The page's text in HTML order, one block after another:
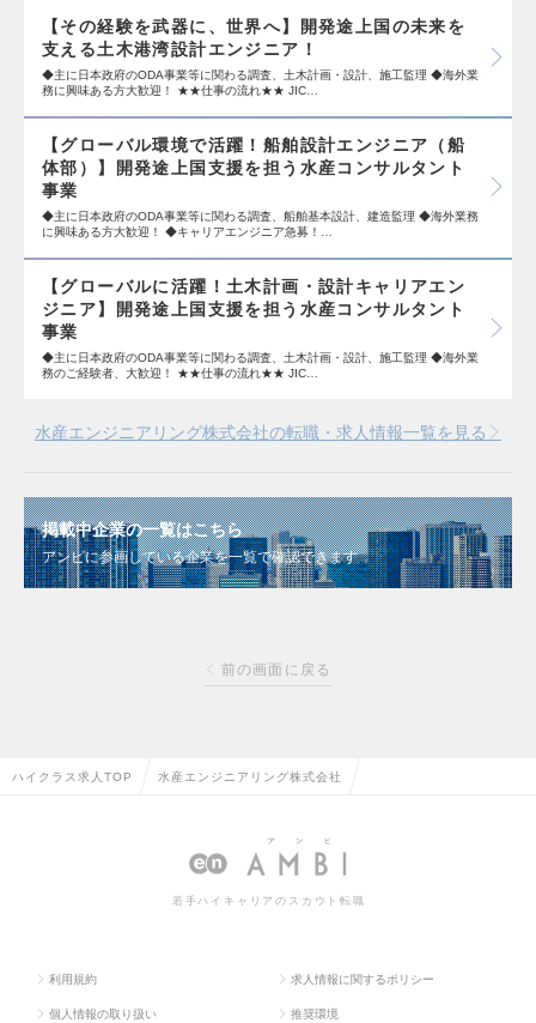
【その経験を武器に、世界へ】開発途上国の未来を
支える土木港湾設計エンジニア！
◆主に日本政府のODA事業等に関わる調査、土木計画・設計、施工監理 ◆海外業
務に興味ある方大歓迎！ ★★仕事の流れ★★ JIC…
【グローバル環境で活躍！船舶設計エンジニア（船
体部）】開発途上国支援を担う水産コンサルタント
事業
◆主に日本政府のODA事業等に関わる調査、船舶基本設計、建造監理 ◆海外業務
に興味ある方大歓迎！ ◆キャリアエンジニア急募！…
【グローバルに活躍！土木計画・設計キャリアエン
ジニア】開発途上国支援を担う水産コンサルタント
事業
◆主に日本政府のODA事業等に関わる調査、土木計画・設計、施工監理 ◆海外業
務のご経験者、大歓迎！ ★★仕事の流れ★★ JIC…
水産エンジニアリング株式会社の転職・求人情報一覧を見る
掲載中企業の一覧はこちら
アンビに参画している企業を一覧で確認できます
前の画面に戻る
ハイクラス求人TOP 水産エンジニアリング株式会社
若手ハイキャリアのスカウト転職
利用規約 求人情報に関するポリシー
個人情報の取り扱い 推奨環境